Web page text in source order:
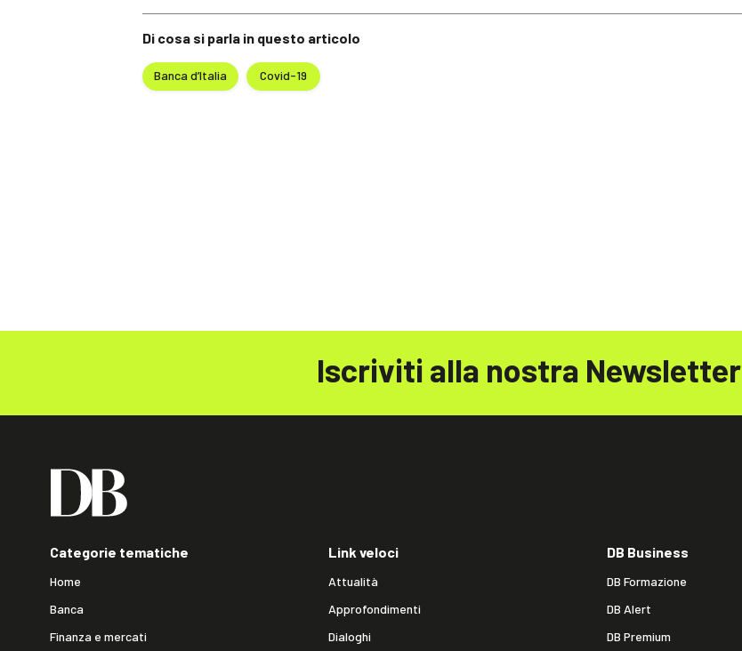
Di cosa si parla in questo articolo
Banca d’Italia Covid-19
Iscriviti alla nostra Newsletter
Categorie tematiche
Home
Banca
Finanza e mercati
Link veloci
Attualità
Approfondimenti
Dialoghi
DB Business
DB Formazione
DB Alert
DB Premium